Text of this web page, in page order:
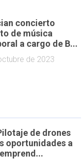
concierto
de música
a cargo de B...
de 2023
de drones
oportunidades a